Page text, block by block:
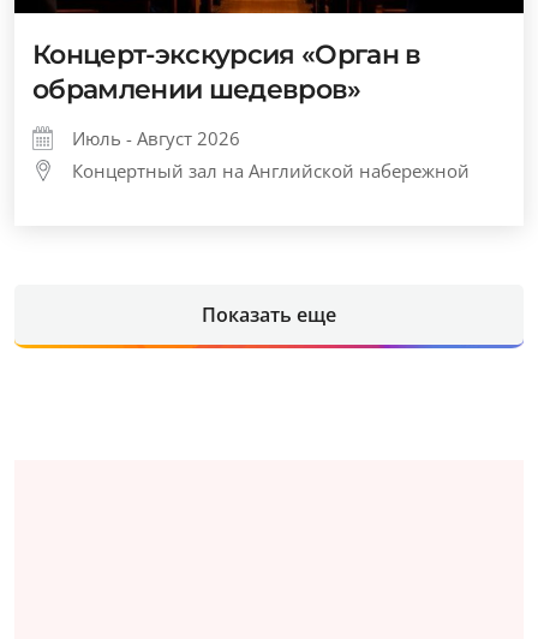
Концерт-экскурсия «Орган в
обрамлении шедевров»
Июль - Август 2026
Концертный зал на Английской набережной
Показать еще